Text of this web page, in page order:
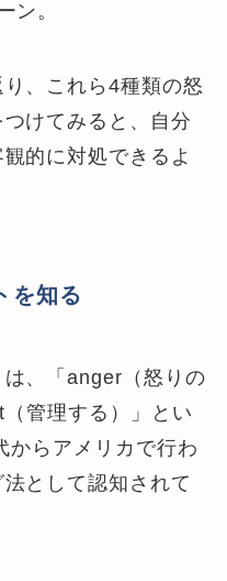
ン。
、これら4種類の怒
けてみると、自分
的に対処できるよ
を知る
、「anger（怒りの
管理する）」とい
からアメリカで行わ
として認知されて